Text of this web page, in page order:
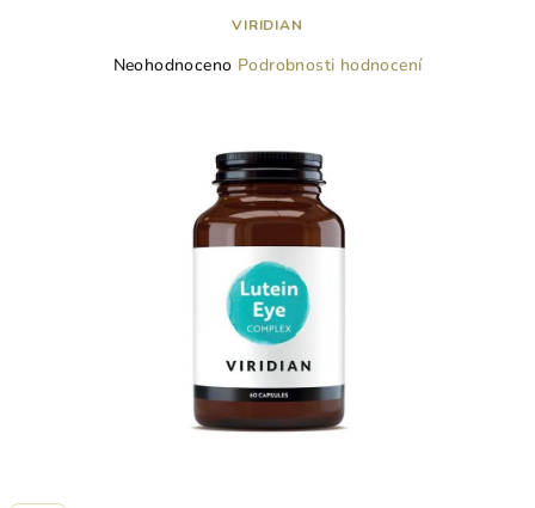
VIRIDIAN
Průměrné
hvězdiček.
Neohodnoceno Podrobnosti hodnocení